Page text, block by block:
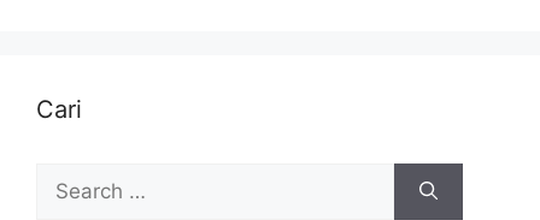
Cari
for: